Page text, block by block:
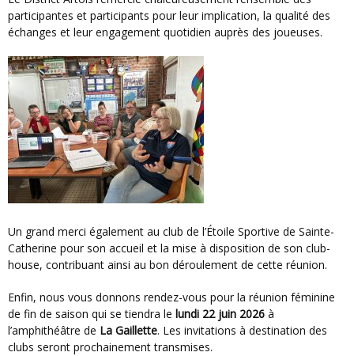
participantes et participants pour leur implication, la qualité des
échanges et leur engagement quotidien auprès des joueuses.
Un grand merci également au club de l’Étoile Sportive de Sainte-
Catherine pour son accueil et la mise à disposition de son club-
house, contribuant ainsi au bon déroulement de cette réunion.
Enfin, nous vous donnons rendez-vous pour la réunion féminine
de fin de saison qui se tiendra le lundi 22 juin 2026 à
l’amphithéâtre de La Gaillette. Les invitations à destination des
clubs seront prochainement transmises.